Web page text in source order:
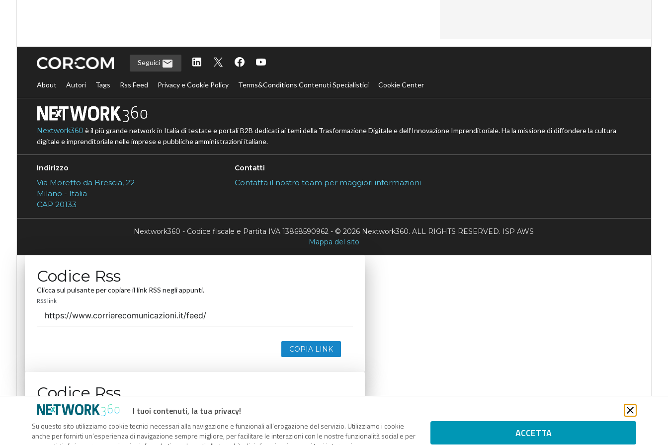
I tuoi contenuti, la tua privacy!
Su questo sito utilizziamo cookie tecnici necessari alla navigazione e funzionali all’erogazione del servizio. Utilizziamo i cookie
anche per fornirti un’esperienza di navigazione sempre migliore, per facilitare le interazioni con le nostre funzionalità social e per
ACCETTA
Seguici
About Autori Tags Rss Feed Privacy e Cookie Policy Terms&Conditions Contenuti Specialistici Cookie Center
Nextwork360 è il più grande network in Italia di testate e portali B2B dedicati ai temi della Trasformazione Digitale e dell’Innovazione Imprenditoriale. Ha la missione di diffondere la cultura
digitale e imprenditoriale nelle imprese e pubbliche amministrazioni italiane.
Indirizzo
Via Moretto da Brescia, 22
Milano - Italia
CAP 20133
Contatti
Contatta il nostro team per maggiori informazioni
Nextwork360 - Codice fiscale e Partita IVA 13868590962 - © 2026 Nextwork360. ALL RIGHTS RESERVED. ISP AWS
Mappa del sito
Codice Rss
Clicca sul pulsante per copiare il link RSS negli appunti.
RSS link
COPIA LINK
Codice Rss
Clicca sul pulsante per copiare il link RSS negli appunti.
RSS link